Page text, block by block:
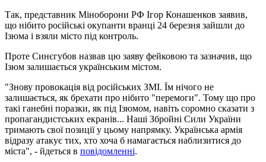
Так, представник Міноборони РФ Ігор Конашенков заявив,
що нібито російські окупанти вранці 24 березня зайшли до
Ізюма і взяли місто під контроль.
Проте Синєгубов назвав цю заяву фейковою та зазначив, що
Ізюм залишається українським містом.
"Знову провокація від російських ЗМІ. Їм нічого не
залишається, як брехати про нібито "перемоги". Тому що про
такі ганебні поразки, як під Ізюмом, навіть соромно сказати з
пропагандистських екранів... Наші Збройні Сили України
тримають свої позиції у цьому напрямку. Українська армія
відразу атакує тих, хто хоча б намагається наблизитися до
міста", - йдеться в повідомленні.